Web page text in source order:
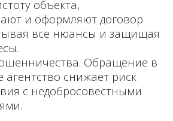
объекта,
и оформляют договор
все нюансы и защищая
Обращение в
агентство снижает риск
с недобросовестными